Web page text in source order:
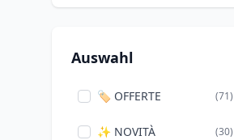
Pyramid International (2)
Auswahl
🏷️ OFFERTE (71)
✨ NOVITÀ (30)